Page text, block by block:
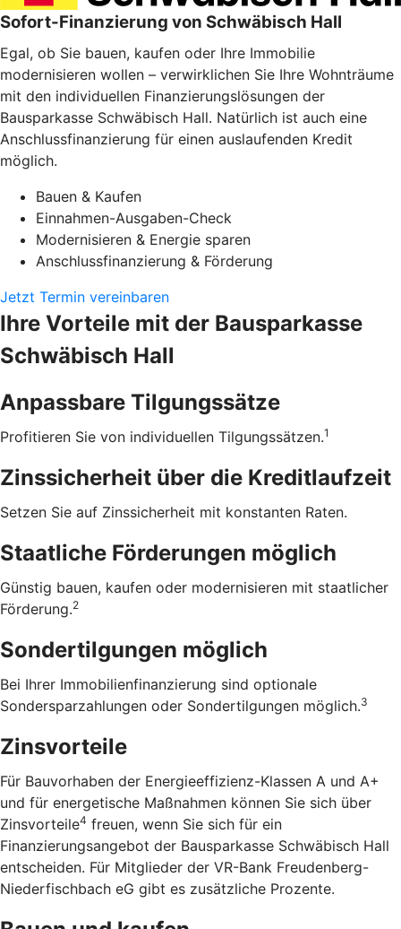
Sofort-Finanzierung von Schwäbisch Hall
Egal, ob Sie bauen, kaufen oder Ihre Immobilie
modernisieren wollen – verwirklichen Sie Ihre Wohnträume
mit den individuellen Finanzierungslösungen der
Bausparkasse Schwäbisch Hall. Natürlich ist auch eine
Anschlussfinanzierung für einen auslaufenden Kredit
möglich.
Bauen & Kaufen
Einnahmen-Ausgaben-Check
Modernisieren & Energie sparen
Anschlussfinanzierung & Förderung
Jetzt Termin vereinbaren
Ihre Vorteile mit der Bausparkasse
Schwäbisch Hall
Anpassbare Tilgungssätze
Profitieren Sie von individuellen Tilgungssätzen.1
Zinssicherheit über die ­Kreditlaufzeit
Setzen Sie auf Zinssicherheit mit konstanten Raten.
Staatliche Förderungen möglich
Günstig bauen, kaufen oder modernisieren mit staatlicher
Förderung.2
Sondertilgungen möglich
Bei Ihrer Immobilienfinanzierung sind optionale
Sondersparzahlungen oder Sondertilgungen möglich.3
Zinsvorteile
Für Bauvorhaben der Energieeffizienz-Klassen A und A+
und für energetische Maßnahmen können Sie sich über
Zinsvorteile4 freuen, wenn Sie sich für ein
Finanzierungsangebot der Bausparkasse Schwäbisch Hall
entscheiden. Für Mitglieder der VR-Bank Freudenberg-
Niederfischbach eG gibt es zusätzliche Prozente.